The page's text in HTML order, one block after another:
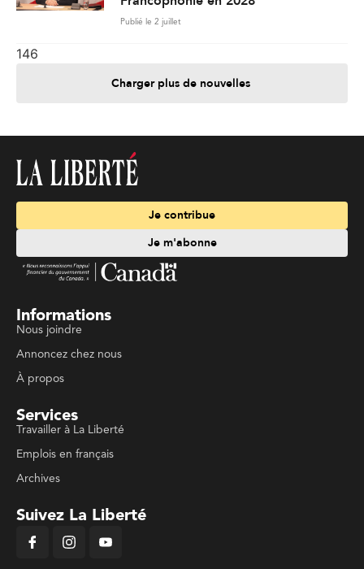
Publié le 2 juillet
146
Charger plus de nouvelles
Je contribue
Je m'abonne
Informations
Nous joindre
Annoncez chez nous
À propos
Services
Travailler à La Liberté
Emplois en français
Archives
Suivez La Liberté